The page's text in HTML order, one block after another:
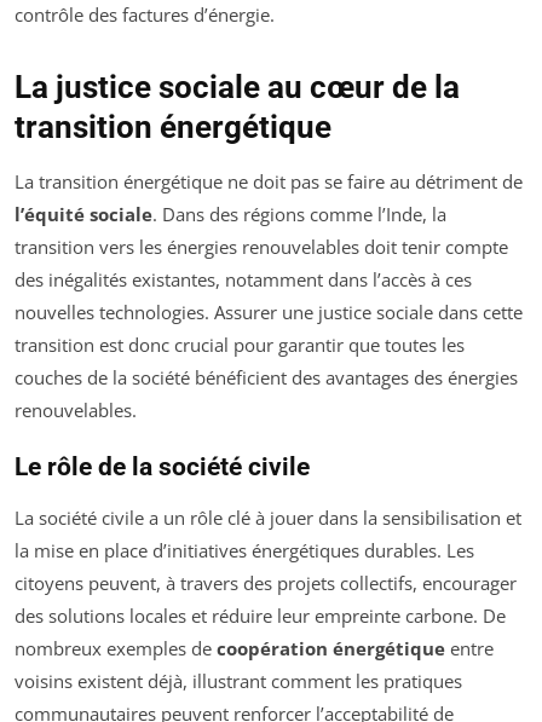
contrôle des factures d’énergie.
La justice sociale au cœur de la
transition énergétique
La transition énergétique ne doit pas se faire au détriment de
l’équité sociale. Dans des régions comme l’Inde, la
transition vers les énergies renouvelables doit tenir compte
des inégalités existantes, notamment dans l’accès à ces
nouvelles technologies. Assurer une justice sociale dans cette
transition est donc crucial pour garantir que toutes les
couches de la société bénéficient des avantages des énergies
renouvelables.
Le rôle de la société civile
La société civile a un rôle clé à jouer dans la sensibilisation et
la mise en place d’initiatives énergétiques durables. Les
citoyens peuvent, à travers des projets collectifs, encourager
des solutions locales et réduire leur empreinte carbone. De
nombreux exemples de coopération énergétique entre
voisins existent déjà, illustrant comment les pratiques
communautaires peuvent renforcer l’acceptabilité de